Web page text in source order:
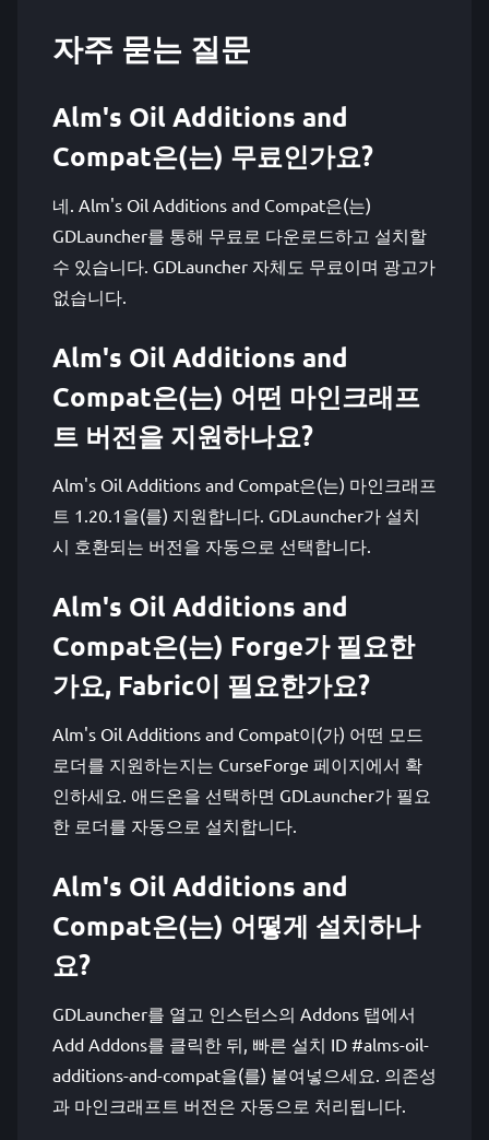
자주 묻는 질문
Alm's Oil Additions and
Compat은(는) 무료인가요?
네. Alm's Oil Additions and Compat은(는)
GDLauncher를 통해 무료로 다운로드하고 설치할
수 있습니다. GDLauncher 자체도 무료이며 광고가
없습니다.
Alm's Oil Additions and
Compat은(는) 어떤 마인크래프
트 버전을 지원하나요?
Alm's Oil Additions and Compat은(는) 마인크래프
트 1.20.1을(를) 지원합니다. GDLauncher가 설치
시 호환되는 버전을 자동으로 선택합니다.
Alm's Oil Additions and
Compat은(는) Forge가 필요한
가요, Fabric이 필요한가요?
Alm's Oil Additions and Compat이(가) 어떤 모드
로더를 지원하는지는 CurseForge 페이지에서 확
인하세요. 애드온을 선택하면 GDLauncher가 필요
한 로더를 자동으로 설치합니다.
Alm's Oil Additions and
Compat은(는) 어떻게 설치하나
요?
GDLauncher를 열고 인스턴스의 Addons 탭에서
Add Addons를 클릭한 뒤, 빠른 설치 ID #alms-oil-
additions-and-compat을(를) 붙여넣으세요. 의존성
과 마인크래프트 버전은 자동으로 처리됩니다.